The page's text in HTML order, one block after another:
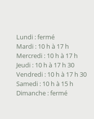
Lundi : fermé
Mardi : 10 h à 17 h
Mercredi : 10 h à 17 h
Jeudi : 10 h à 17 h 30
Vendredi : 10 h à 17 h 30
Samedi : 10 h à 15 h
Dimanche : fermé